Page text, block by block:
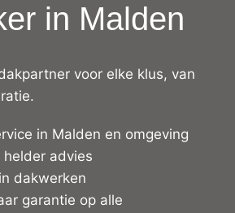
in Malden
voor elke klus, van
in Malden en omgeving
advies
dakwerken
garantie op alle